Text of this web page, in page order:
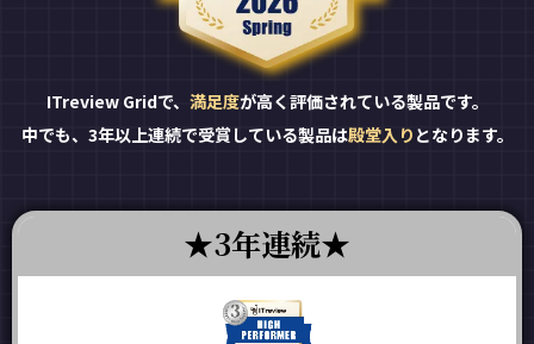
ITreview Gridで、 満足度が高く評価されている製品です。
中でも、3年以上連続で受賞している製品は殿堂入り となります。
3年連続